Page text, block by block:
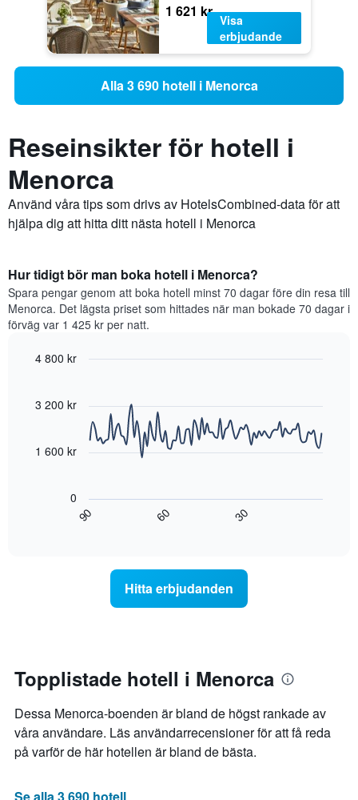
1 621 kr
Visa
erbjudande
Alla 3 690 hotell i Menorca
Reseinsikter för hotell i
Menorca
Använd våra tips som drivs av HotelsCombined-data för att
hjälpa dig att hitta ditt nästa hotell i Menorca
Hur tidigt bör man boka hotell i Menorca?
Spara pengar genom att boka hotell minst 70 dagar före din resa till
Menorca. Det lägsta priset som hittades när man bokade 70 dagar i
förväg var 1 425 kr per natt.
with
rumspriset
X-
som
visar
antalet
dagar
vistelsen.
90 60 30
0
1 600 kr
3 200 kr
4 800 kr
Hitta erbjudanden
Topplistade hotell i Menorca
Dessa Menorca-boenden är bland de högst rankade av
våra användare. Läs användarrecensioner för att få reda
på varför de här hotellen är bland de bästa.